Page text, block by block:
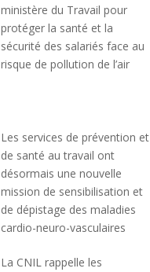
ministère du Travail pour
protéger la santé et la
sécurité des salariés face au
risque de pollution de l’air
Les services de prévention et
de santé au travail ont
désormais une nouvelle
mission de sensibilisation et
de dépistage des maladies
cardio-neuro-vasculaires
La CNIL rappelle les